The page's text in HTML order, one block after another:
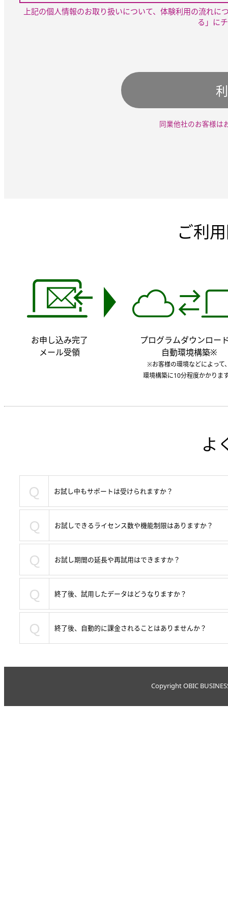
上記の個人情報のお取り扱いについて、体験利用の流れに
る」に
同業他社のお客様は
ご利
お申し込み完了
メール受領
プログラムダウンロー
自動環境構築※
※お客様の環境などによって
環境構築に10分程度かかりま
よ
Ｑ お試し中もサポートは受けられますか？
Ｑ お試しできるライセンス数や機能制限はありますか？
Ｑ お試し期間の延長や再試用はできますか？
Ｑ 終了後、試用したデータはどうなりますか？
Ｑ 終了後、自動的に課金されることはありませんか？
Copyright OBIC